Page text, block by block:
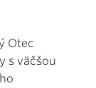
Otec
s väčšou